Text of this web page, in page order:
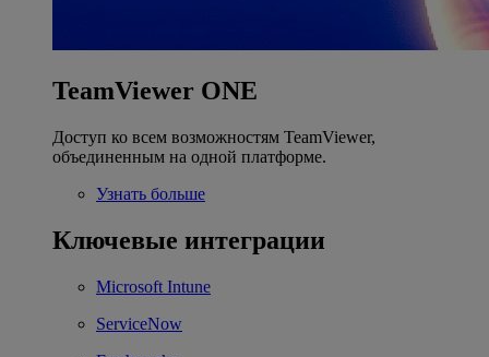
TeamViewer ONE
Доступ ко всем возможностям TeamViewer,
объединенным на одной платформе.
Узнать больше
Ключевые интеграции
Microsoft Intune
ServiceNow